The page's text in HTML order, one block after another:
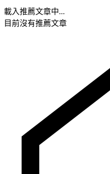
載入推薦文章中...
目前沒有推薦文章